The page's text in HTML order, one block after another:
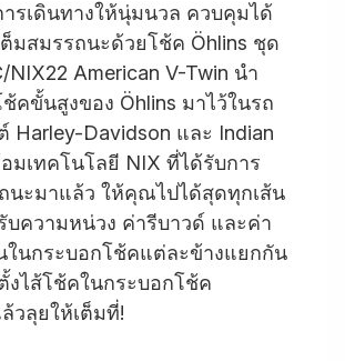
ารเดินทางให้นุ่มนวล ควบคุมได้
ต็มสมรรถนะด้วยโช้ค Öhlins ชุด
NIX22 American V-Twin นำ
คขั้นสูงของ Öhlins มาไว้ในรถ
Harley-Davidson และ Indian
มเทคโนโลยี NIX ที่ได้รับการ
นะมาแล้ว ให้คุณไปได้สุดทุกเส้น
บความหน่วง ค่ารีบาวด์ และค่า
ในกระบอกโช้คแต่ละข้างแยกกัน
งไส้โช้คในกระบอกโช้ค
วลุยให้เต็มที่!